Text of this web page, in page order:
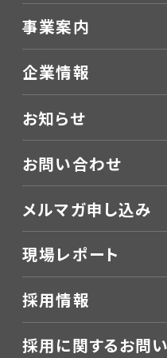
事業案内
企業情報
お知らせ
お問い合わせ
メルマガ申し込み
現場レポート
採用情報
採用に関するお問